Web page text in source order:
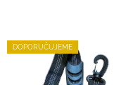
DOPORUČUJEME